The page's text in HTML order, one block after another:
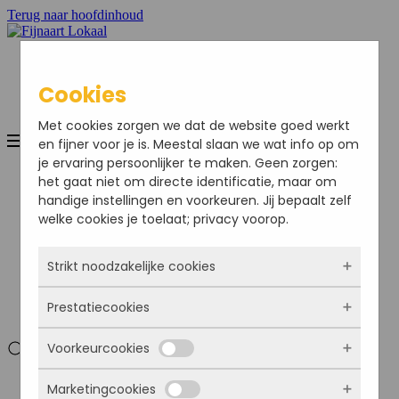
Terug naar hoofdinhoud
Home
Nieuws
Sport
Bedrijven
Adverteren
Colofon
Mijn Account
Cookies
Met cookies zorgen we dat de website goed werkt
en fijner voor je is. Meestal slaan we wat info op om
je ervaring persoonlijker te maken. Geen zorgen:
het gaat niet om directe identificatie, maar om
handige instellingen en voorkeuren. Jij bepaalt zelf
welke cookies je toelaat; privacy voorop.
Strikt noodzakelijke cookies
Deze cookies zorgen ervoor dat de website
überhaupt werkt. Ze zijn dus altijd actief en
kunnen niet worden uitgezet. Meestal worden
ze alleen geplaatst als jij iets doet, zoals
inloggen, een formulier invullen of je
Prestatiecookies
Met deze cookies zien we hoe vaak onze site
bezocht wordt, waar bezoekers vandaan
komen en welke pagina’s populair zijn. Zo
Voorkeurcookies
Deze cookies onthouden jouw voorkeuren.
Marketingcookies